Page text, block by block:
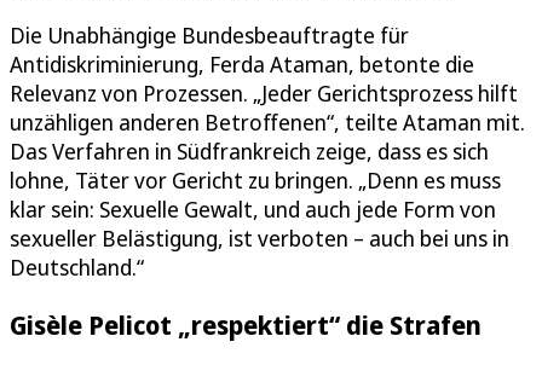
Die Unabhängige Bundesbeauftragte für
Antidiskriminierung, Ferda Ataman, betonte die
Relevanz von Prozessen. „Jeder Gerichtsprozess hilft
unzähligen anderen Betroffenen“, teilte Ataman mit.
Das Verfahren in Südfrankreich zeige, dass es sich
lohne, Täter vor Gericht zu bringen. „Denn es muss
klar sein: Sexuelle Gewalt, und auch jede Form von
sexueller Belästigung, ist verboten – auch bei uns in
Deutschland.“
Gisèle Pelicot „respektiert“ die Strafen